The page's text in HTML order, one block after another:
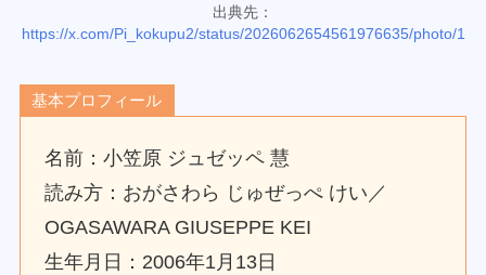
出典先：
https://x.com/Pi_kokupu2/status/2026062654561976635/photo/1
基本プロフィール
名前：小笠原 ジュゼッペ 慧
読み方：おがさわら じゅぜっぺ けい／
OGASAWARA GIUSEPPE KEI
生年月日：2006年1月13日